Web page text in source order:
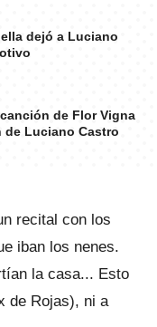
dejó a Luciano
de Flor Vigna
de Luciano Castro
recital con los
iban los nenes.
la casa... Esto
de Rojas), ni a